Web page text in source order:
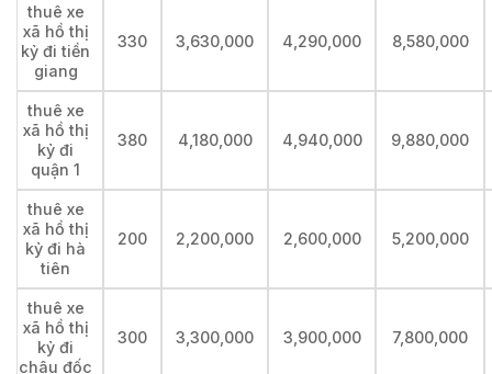
thuê xe
xã hồ thị
kỷ đi tiền
giang
330 3,630,000 4,290,000 8,580,000
thuê xe
xã hồ thị
kỷ đi
quận 1
380 4,180,000 4,940,000 9,880,000
thuê xe
xã hồ thị
kỷ đi hà
tiên
200 2,200,000 2,600,000 5,200,000
thuê xe
xã hồ thị
kỷ đi
châu đốc
300 3,300,000 3,900,000 7,800,000